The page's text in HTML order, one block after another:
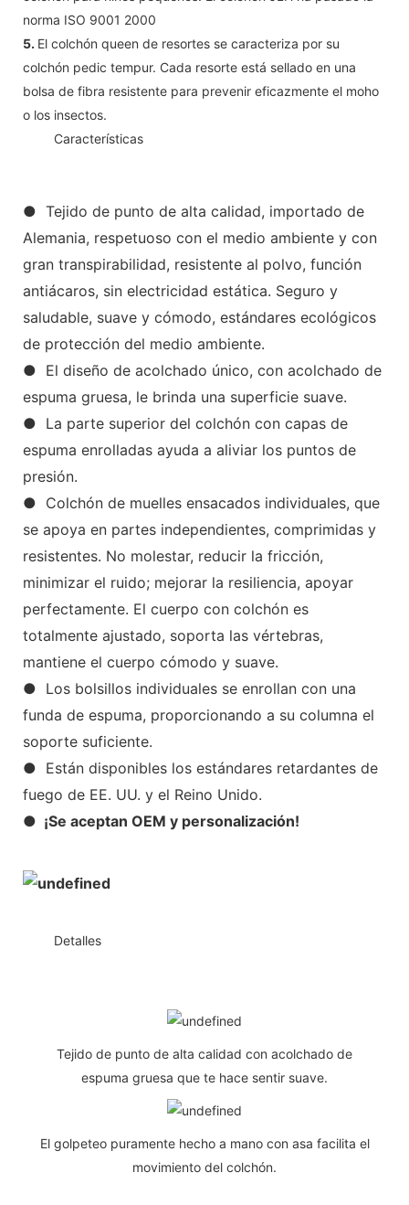
norma ISO 9001 2000
5. El colchón queen de resortes se caracteriza por su
colchón pedic tempur. Cada resorte está sellado en una
bolsa de fibra resistente para prevenir eficazmente el moho
o los insectos.
Características
● Tejido de punto de alta calidad, importado de
Alemania, respetuoso con el medio ambiente y con
gran transpirabilidad, resistente al polvo, función
antiácaros, sin electricidad estática. Seguro y
saludable, suave y cómodo, estándares ecológicos
de protección del medio ambiente.
● El diseño de acolchado único, con acolchado de
espuma gruesa, le brinda una superficie suave.
● La parte superior del colchón con capas de
espuma enrolladas ayuda a aliviar los puntos de
presión.
● Colchón de muelles ensacados individuales, que
se apoya en partes independientes, comprimidas y
resistentes. No molestar, reducir la fricción,
minimizar el ruido; mejorar la resiliencia, apoyar
perfectamente. El cuerpo con colchón es
totalmente ajustado, soporta las vértebras,
mantiene el cuerpo cómodo y suave.
● Los bolsillos individuales se enrollan con una
funda de espuma, proporcionando a su columna el
soporte suficiente.
● Están disponibles los estándares retardantes de
fuego de EE. UU. y el Reino Unido.
● ¡Se aceptan OEM y personalización!
Detalles
Tejido de punto de alta calidad con acolchado de
espuma gruesa que te hace sentir suave.
El golpeteo puramente hecho a mano con asa facilita el
movimiento del colchón.